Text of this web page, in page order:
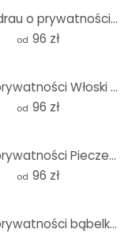
Film Fedrau o prywatności - Opportunity 05 - Panorama
od 96 zł
Film o prywatności Włoski Stonewall - Panorama
od 96 zł
Film o prywatności Pieczenie to miłość - Panorama
od 96 zł
Film o prywatności bąbelków - Panorama